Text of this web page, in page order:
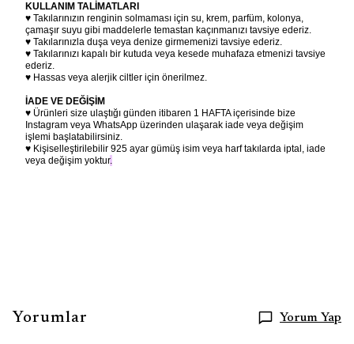
KULLANIM TALİMATLARI
♥ Takılarınızın renginin solmaması için su, krem, parfüm, kolonya,
çamaşır suyu gibi maddelerle temastan kaçınmanızı tavsiye ederiz.
♥ Takılarınızla duşa veya denize girmemenizi tavsiye ederiz.
♥ Takılarınızı kapalı bir kutuda veya kesede muhafaza etmenizi tavsiye
ederiz.
♥ Hassas veya alerjik ciltler için önerilmez.
İADE VE DEĞİŞİM
♥ Ürünleri size ulaştığı günden itibaren 1 HAFTA içerisinde bize
Instagram veya WhatsApp üzerinden ulaşarak iade veya değişim
işlemi başlatabilirsiniz.
♥ Kişiselleştirilebilir 925 ayar gümüş isim veya harf takılarda iptal, iade
veya değişim yoktur.
Yorumlar Yorum Yap